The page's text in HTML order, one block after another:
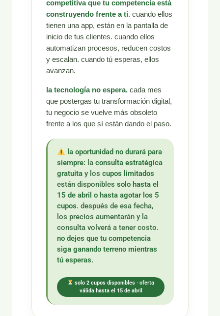
competitiva que tu competencia está
construyendo frente a ti. cuando ellos
tienen una app, están en la pantalla de
inicio de tus clientes. cuando ellos
automatizan procesos, reducen costos
y escalan. cuando tú esperas, ellos
avanzan.
la tecnología no espera.cada mes
que postergas tu transformación digital,
tu negocio se vuelve más obsoleto
frente a los que sí están dando el paso.
la oportunidad no durará para
siempre: la consulta estratégica
gratuitay los cupos limitados
están disponibles solo hasta el
15 de abril o hasta agotar los 5
cupos. después de esa fecha,
los precios aumentarán y la
consulta volverá a tener costo.
no dejes que tu competencia
siga ganando terreno mientras
tú esperas.
solo 2 cupos disponibles · oferta
válida hasta el 15 de abril